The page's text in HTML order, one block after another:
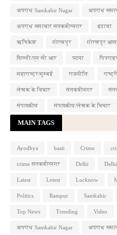
अपराध Santkabir Nagar अपराध
अपराध समाचार संतकबीरनगर इटावा
ऋषिकेश गोरखपुर गोरखपुर
दिल्ली/एन सी आर पटना
महाराष्ट्र/मुम्बई राजनीति
लेखक के विचार संतकबीनगर
संपादकीय संपादकीय/लेखक के विचार
MAIN TAGS
Ayodhya basti Crime
crime संतकबीरनगर Delhi
Latest Letest Lucknow
Politics Rampur Santkabir
Top News Trending Video
अपराध Santkabir Nagar अपराध